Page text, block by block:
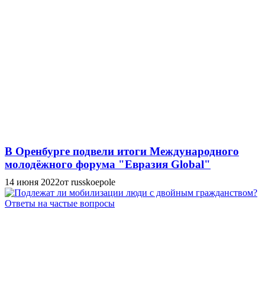
В Оренбурге подвели итоги Международного
молодёжного форума "Евразия Global"
14 июня 2022от russkoepole